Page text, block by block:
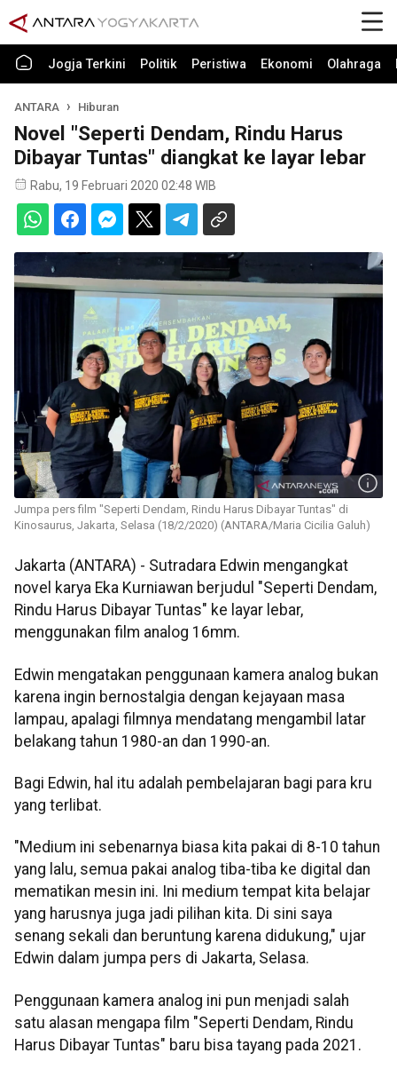
Jogja Terkini Politik Peristiwa Ekonomi Olahraga
ANTARA Hiburan
Novel "Seperti Dendam, Rindu Harus
Dibayar Tuntas" diangkat ke layar lebar
Rabu, 19 Februari 2020 02:48 WIB
Jumpa pers film "Seperti Dendam, Rindu Harus Dibayar Tuntas" di
Kinosaurus, Jakarta, Selasa (18/2/2020) (ANTARA/Maria Cicilia Galuh)
Jakarta (ANTARA) - Sutradara Edwin mengangkat
novel karya Eka Kurniawan berjudul "Seperti Dendam,
Rindu Harus Dibayar Tuntas" ke layar lebar,
menggunakan film analog 16mm.
Edwin mengatakan penggunaan kamera analog bukan
karena ingin bernostalgia dengan kejayaan masa
lampau, apalagi filmnya mendatang mengambil latar
belakang tahun 1980-an dan 1990-an.
Bagi Edwin, hal itu adalah pembelajaran bagi para kru
yang terlibat.
"Medium ini sebenarnya biasa kita pakai di 8-10 tahun
yang lalu, semua pakai analog tiba-tiba ke digital dan
mematikan mesin ini. Ini medium tempat kita belajar
yang harusnya juga jadi pilihan kita. Di sini saya
senang sekali dan beruntung karena didukung," ujar
Edwin dalam jumpa pers di Jakarta, Selasa.
Penggunaan kamera analog ini pun menjadi salah
satu alasan mengapa film "Seperti Dendam, Rindu
Harus Dibayar Tuntas" baru bisa tayang pada 2021.